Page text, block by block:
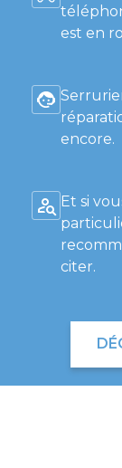
est en
encore.
Et si
citer.